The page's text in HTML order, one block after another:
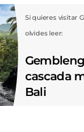
Si quieres visitar
olvides leer:
cascada
Bali